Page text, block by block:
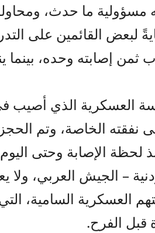
ما حدث،
لبعض القائمين على
إصابته وحده، بينما
العسكرية الذي أصيب
نفقته الخاصة، وتم
لحظة الإصابة وحتى
– الجيش العربي، ولا
العسكرية السامية، التي
قبل الفرح.